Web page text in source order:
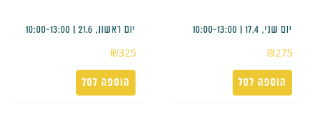
יום שני, 17.4 | 10:00-13:00
₪275
הוספה לסל
יום ראשון, 21.6 | 10:00-13:00
₪325
הוספה לסל